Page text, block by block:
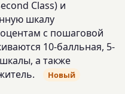
Class) и
шкалу
с пошаговой
10-балльная, 5-
а также
Новый